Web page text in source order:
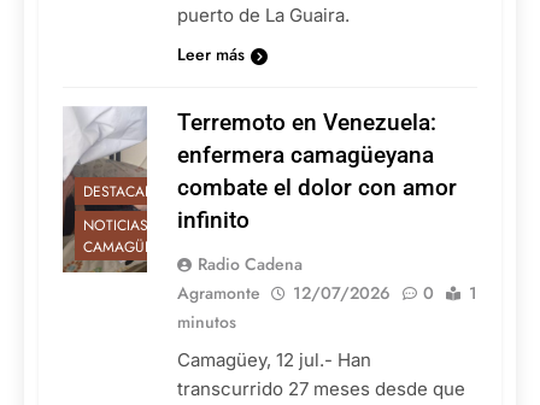
puerto de La Guaira.
Leer más
DESTACADAS
NOTICIAS DE
CAMAGÜEY
Terremoto en Venezuela:
enfermera camagüeyana
combate el dolor con amor
infinito
Radio Cadena
Agramonte
12/07/2026 0
1
minutos
Camagüey, 12 jul.- Han
transcurrido 27 meses desde que